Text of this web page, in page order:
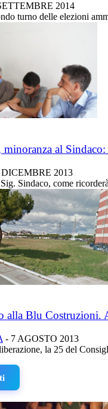
2014
turno delle elezioni
al
DICEMBRE 2013
Sindaco, come
alla Blu
- 7 AGOSTO 2013
la 25 del